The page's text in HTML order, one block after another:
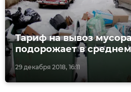
29 декабря 2018, 16:11
Тариф на вывоз
подорожает в